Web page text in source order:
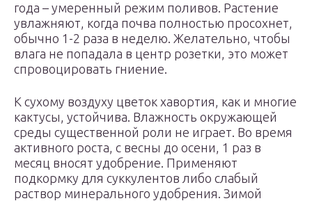
года – умеренный режим поливов. Растение
увлажняют, когда почва полностью просохнет,
обычно 1-2 раза в неделю. Желательно, чтобы
влага не попадала в центр розетки, это может
спровоцировать гниение.
К сухому воздуху цветок хавортия, как и многие
кактусы, устойчива. Влажность окружающей
среды существенной роли не играет. Во время
активного роста, с весны до осени, 1 раз в
месяц вносят удобрение. Применяют
подкормку для суккулентов либо слабый
раствор минерального удобрения. Зимой